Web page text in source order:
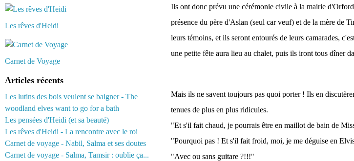
Les rêves d'Heidi
Carnet de Voyage
Articles récents
Les lutins des bois veulent se baigner - The
woodland elves want to go for a bath
Les pensées d'Heidi (et sa beauté)
Les rêves d'Heidi - La rencontre avec le roi
Carnet de voyage - Nabil, Salma et ses doutes
Carnet de voyage - Salma, Tamsir : oublie ça...
Ils ont donc prévu une cérémonie civile à la mairie
présence du père d'Aslan (seul car veuf) et de la mère de
leurs témoins, et ils seront entourés de leurs camarades,
une petite fête aura lieu au chalet, puis ils iront tous dîner
Mais ils ne savent toujours pas quoi porter ! Ils en
tenues de plus en plus ridicules.
"Et s'il fait chaud, je pourrais être en maillot de bain de
"Pourquoi pas ! Et s'il fait froid, moi, je me déguise en
"Avec ou sans guitare ?!!!"